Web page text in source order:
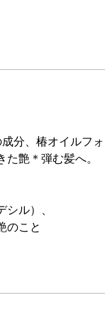
分、椿オイルフォ
艶＊弾む髪へ。
ル）、
のこと